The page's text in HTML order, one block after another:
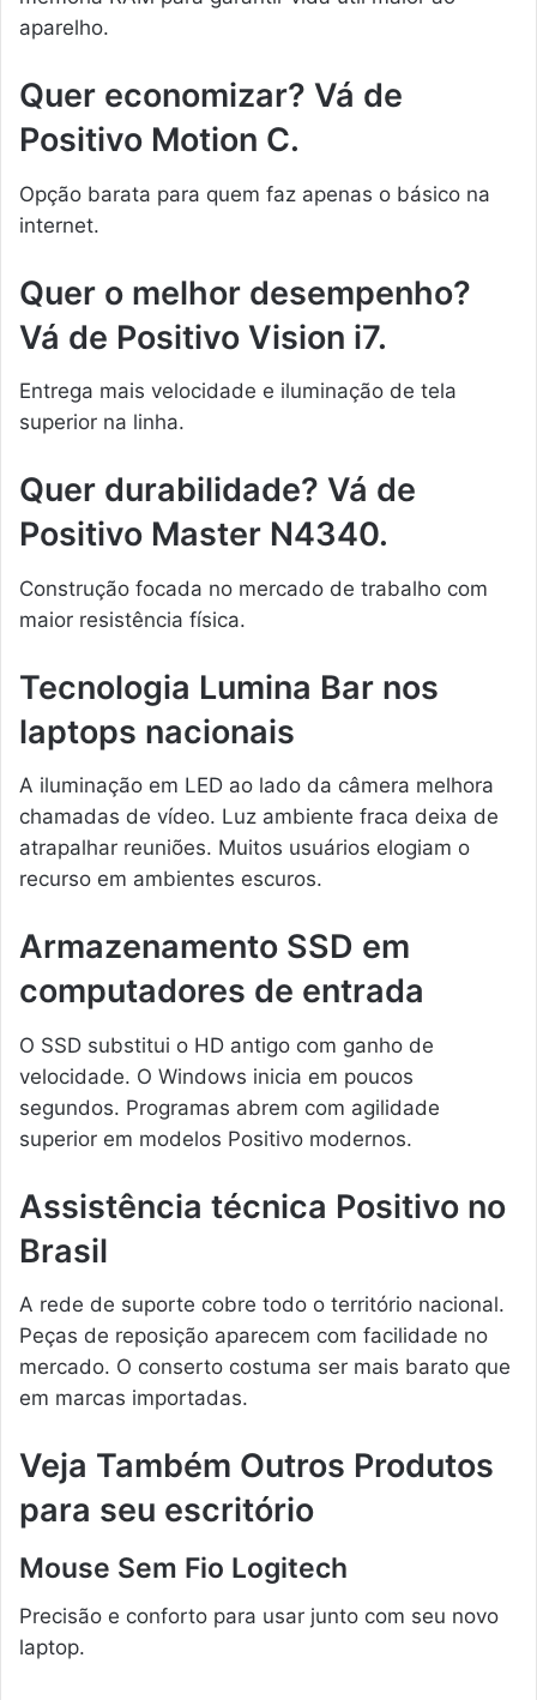
aparelho.
Quer economizar? Vá de
Positivo Motion C.
Opção barata para quem faz apenas o básico na
internet.
Quer o melhor desempenho?
Vá de Positivo Vision i7.
Entrega mais velocidade e iluminação de tela
superior na linha.
Quer durabilidade? Vá de
Positivo Master N4340.
Construção focada no mercado de trabalho com
maior resistência física.
Tecnologia Lumina Bar nos
laptops nacionais
A iluminação em LED ao lado da câmera melhora
chamadas de vídeo. Luz ambiente fraca deixa de
atrapalhar reuniões. Muitos usuários elogiam o
recurso em ambientes escuros.
Armazenamento SSD em
computadores de entrada
O SSD substitui o HD antigo com ganho de
velocidade. O Windows inicia em poucos
segundos. Programas abrem com agilidade
superior em modelos Positivo modernos.
Assistência técnica Positivo no
Brasil
A rede de suporte cobre todo o território nacional.
Peças de reposição aparecem com facilidade no
mercado. O conserto costuma ser mais barato que
em marcas importadas.
Veja Também Outros Produtos
para seu escritório
Mouse Sem Fio Logitech
Precisão e conforto para usar junto com seu novo
laptop.